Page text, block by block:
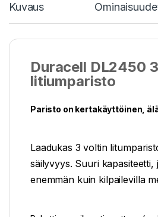
Kuvaus
Duracell DL2450
litiumparisto
Paristo on kertakäyttöinen,
Laadukas 3 voltin
säilyvyys. Suuri kapasiteetti,
enemmän kuin kilpailevilla